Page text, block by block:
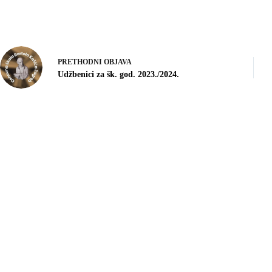
PRETHODNI OBJAVA
Udžbenici za šk. god. 2023./2024.